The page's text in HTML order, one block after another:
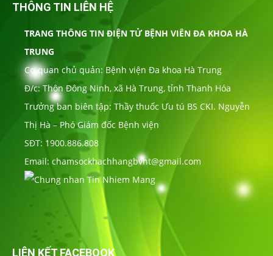
THÔNG TIN LIÊN HỆ
TRANG THÔNG TIN ĐIỆN TỬ BỆNH VIÊN ĐA KHOA HÀ
TRUNG
Cơ quan chủ quản: Bệnh viện Đa khoa Hà Trung
Đ/c: Thôn Đông Ninh, xã Hà Trung, tỉnh Thanh Hóa
Trưởng ban biên tập: Thầy thuốc Ưu tú BS CKI. Nguyễn
Thị Hà – Phó Giám đốc Bệnh viện
SĐT: 1900.886.808
Email: chamsockhachhangbvht@gmail.com
LIÊN KẾT FACEBOOK